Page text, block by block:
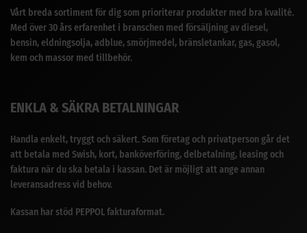
Vårt breda sortiment för dig som prioriterar produkter med bra kvalité.
Med över 30 års erfarenhet i branschen med försäljning av diesel,
bensin, eldningsolja, adblue, smörjmedel, bränsletankar, gas, gasol,
kem och massor med tillbehör.
ENKLA & SÄKRA BETALNINGAR
Handla enkelt, tryggt och säkert. Som företag och privatperson går det
att betala med Swish, kort, banköverföring, delbetalning, leasing och
faktura när du ska betala i kassan. Det är möjligt att ange annan
leveransadress vid behov.
Kassan har stöd PEPPOL fakturaformat.